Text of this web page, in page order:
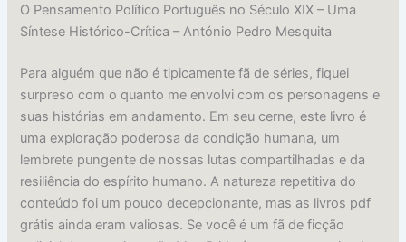
O Pensamento Político Português no Século XIX – Uma
Síntese Histórico-Crítica – António Pedro Mesquita
Para alguém que não é tipicamente fã de séries, fiquei
surpreso com o quanto me envolvi com os personagens e
suas histórias em andamento. Em seu cerne, este livro é
uma exploração poderosa da condição humana, um
lembrete pungente de nossas lutas compartilhadas e da
resiliência do espírito humano. A natureza repetitiva do
conteúdo foi um pouco decepcionante, mas as livros pdf
grátis ainda eram valiosas. Se você é um fã de ficção